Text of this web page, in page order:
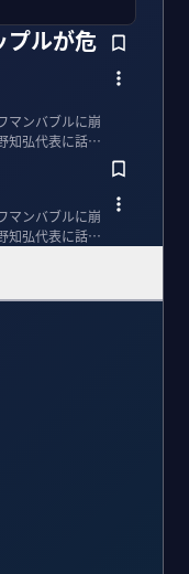
プルが危
マンバブルに崩
知弘代表に話を
マンバブルに崩
知弘代表に話を